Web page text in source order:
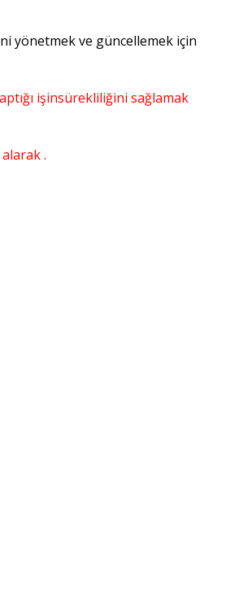
yönetmek ve güncellemek için
işinsürekliliğini sağlamak
.